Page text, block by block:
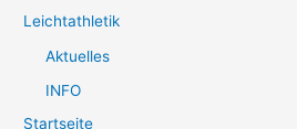
Leichtathletik
Aktuelles
INFO
Startseite